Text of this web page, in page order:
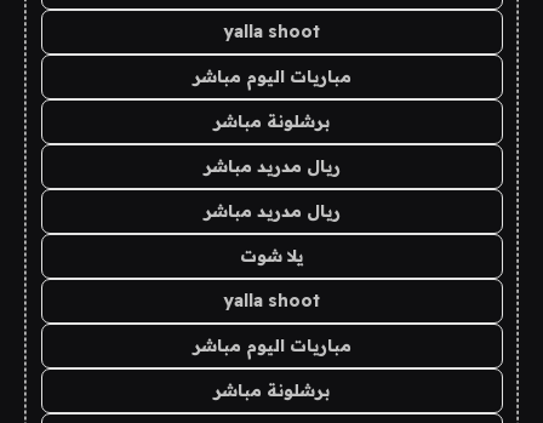
yalla shoot
مباريات اليوم مباشر
برشلونة مباشر
ريال مدريد مباشر
ريال مدريد مباشر
يلا شوت
yalla shoot
مباريات اليوم مباشر
برشلونة مباشر